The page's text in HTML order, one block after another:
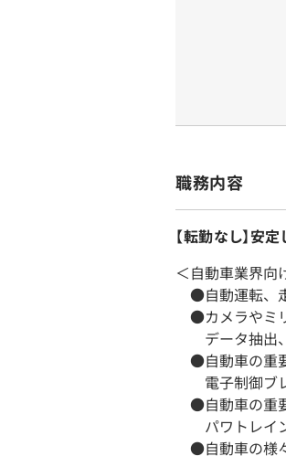
職務内容
【転勤なし】安
＜自動車業界向
●自動運転、
●カメラやミ
データ抽出、
●自動車の重
電子制御ブレ
●自動車の重
パワトレイン
●自動車の様